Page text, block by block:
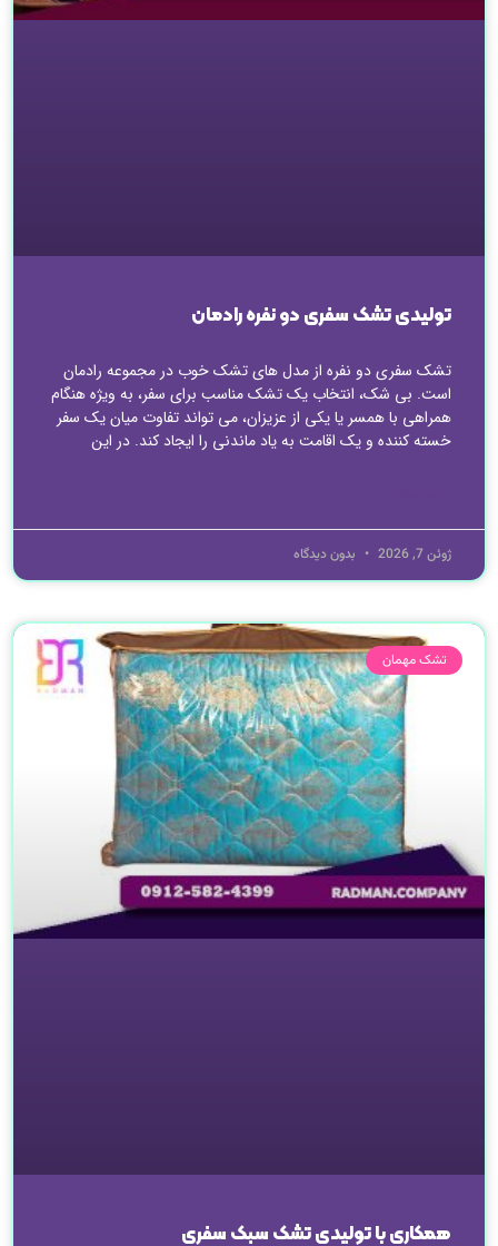
تولیدی تشک سفری دو نفره رادمان
تشک سفری دو نفره از مدل های تشک خوب در مجموعه رادمان
است. بی شک، انتخاب یک تشک مناسب برای سفر، به ویژه هنگام
همراهی با همسر یا یکی از عزیزان، می تواند تفاوت میان یک سفر
خسته کننده و یک اقامت به یاد ماندنی را ایجاد کند. در این
ژوئن 7, 2026 بدون دیدگاه
تشک مهمان
همکاری با تولیدی تشک سبک سفری